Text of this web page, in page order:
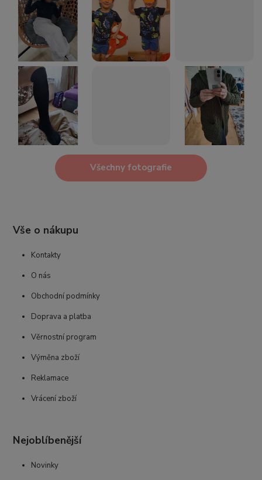
Všechny fotografie
Vše o nákupu
Kontakty
O nás
Obchodní podmínky
Doprava a platba
Věrnostní program
Výměna zboží
Reklamace
Vrácení zboží
Nejoblíbenější
Novinky